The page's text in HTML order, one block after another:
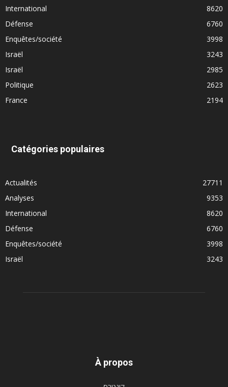
International
8620
Défense
6760
Enquêtes/société
3998
Israël
3243
Israël
2985
Politique
2623
France
2194
Catégories populaires
Actualités
27711
Analyses
9353
International
8620
Défense
6760
Enquêtes/société
3998
Israël
3243
À propos